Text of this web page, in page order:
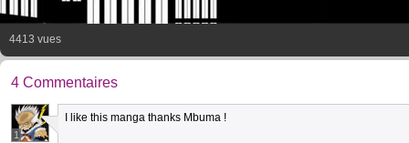
4413 vues
4 Commentaires
1
I like this manga thanks Mbuma !